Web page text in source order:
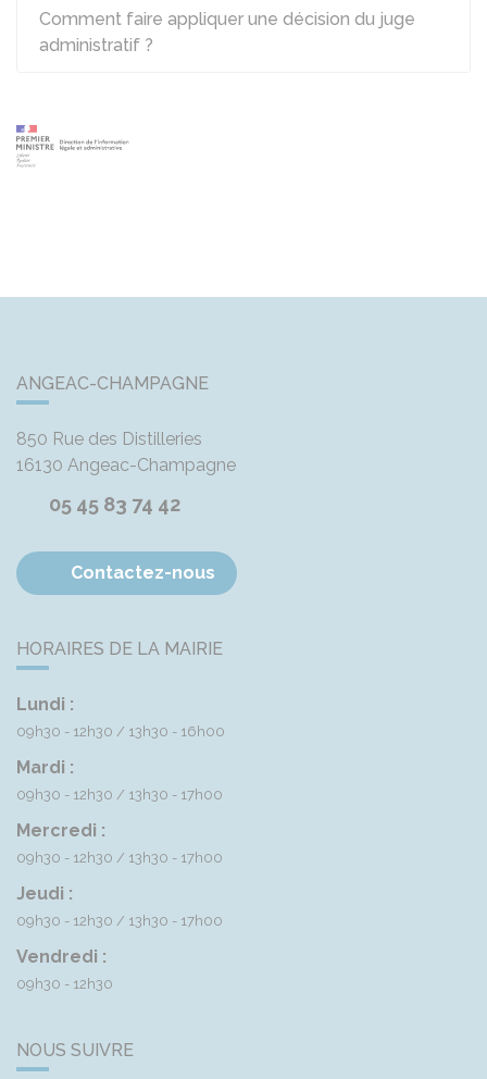
Comment faire appliquer une décision du juge
administratif ?
ANGEAC-CHAMPAGNE
850 Rue des Distilleries
16130 Angeac-Champagne
05 45 83 74 42
Contactez-nous
HORAIRES DE LA MAIRIE
Lundi :
09h30 - 12h30 13h30 - 16h00
Mardi :
09h30 - 12h30 13h30 - 17h00
Mercredi :
09h30 - 12h30 13h30 - 17h00
Jeudi :
09h30 - 12h30 13h30 - 17h00
Vendredi :
09h30 - 12h30
NOUS SUIVRE